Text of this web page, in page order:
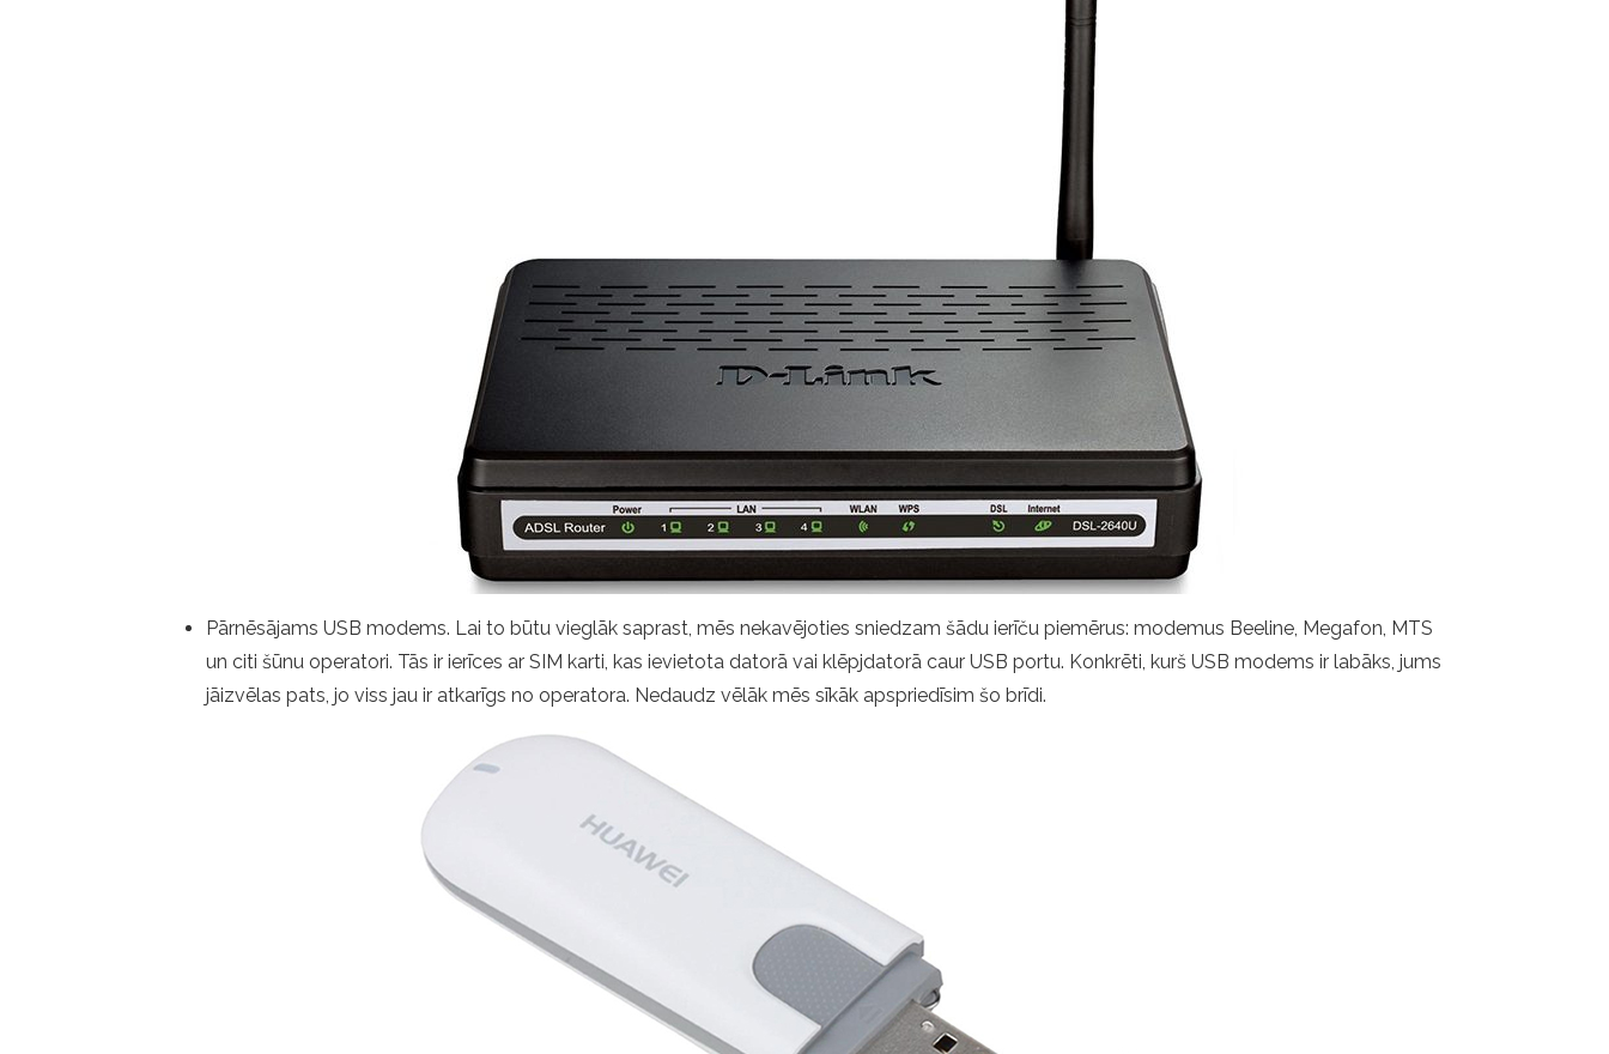
Pārnēsājams USB modems. Lai to būtu vieglāk saprast, mēs nekavējoties sniedzam šādu ierīču piemērus: modemus Beeline, Megafon, MTS
un citi šūnu operatori. Tās ir ierīces ar SIM karti, kas ievietota datorā vai klēpjdatorā caur USB portu. Konkrēti, kurš USB modems ir labāks, jums
jāizvēlas pats, jo viss jau ir atkarīgs no operatora. Nedaudz vēlāk mēs sīkāk apspriedīsim šo brīdi.